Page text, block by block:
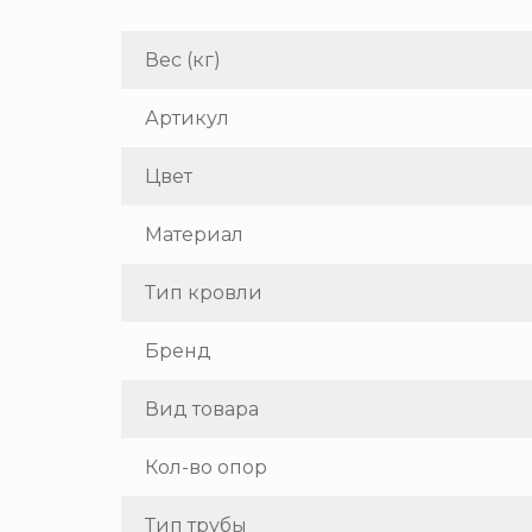
Вес (кг)
Артикул
Цвет
Материал
Тип кровли
Бренд
Вид товара
Кол-во опор
Тип трубы